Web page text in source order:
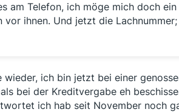
am Telefon, ich möge mich doch
vor ihnen. Und jetzt die
wieder, ich bin jetzt bei einer
bei der Kreditvergabe eh
ich hab seit November noch